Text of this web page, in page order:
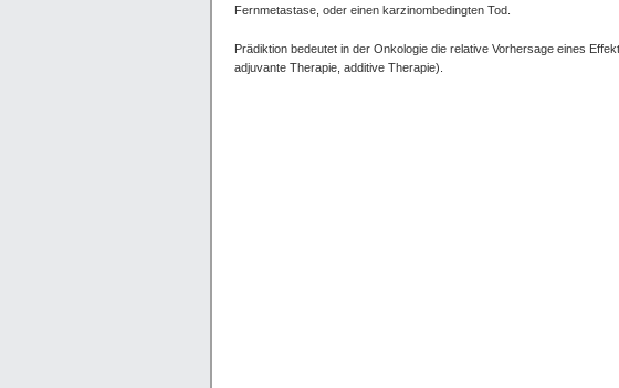
Fernmetastase, oder einen karzinombedingten Tod.
Prädiktion bedeutet in der Onkologie die relative Vorhersage eines
adjuvante Therapie, additive Therapie).